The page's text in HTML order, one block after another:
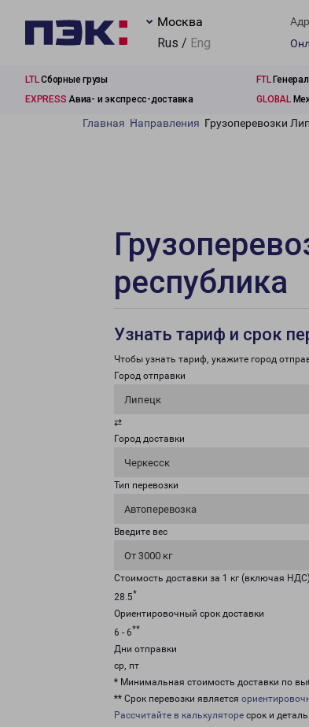
Москва
Rus / Eng
LTLСборные грузы FTL
EXPRESS Авиа- и экспресс-доставка GLOBAL
Главная Направления Грузоперевозки
республика
Узнать тариф и срок
Чтобы узнать тариф, укажите город
Город отправки
Липецк
⇄
Город доставки
Черкесск
Тип перевозки
Автоперевозка
Введите вес
От 3000 кг
Стоимость доставки за 1 кг (включая НДС)
28.5*
Ориентировочный срок доставки
6 - 6**
Дни отправки
ср, пт
* Минимальная стоимость доставки по
** Срок перевозки является
Рассчитайте в калькуляторе срок и